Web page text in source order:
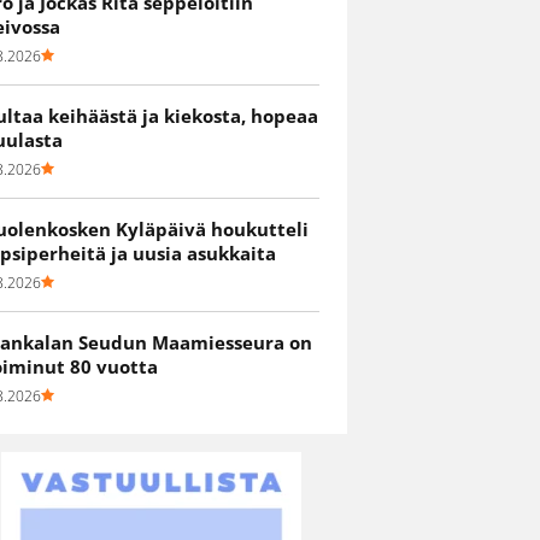
keihäästä ja kiekosta, hopeaa
Kyläpäivä houkutteli
ja uusia asukkaita
Seudun Maamiesseura on
80 vuotta